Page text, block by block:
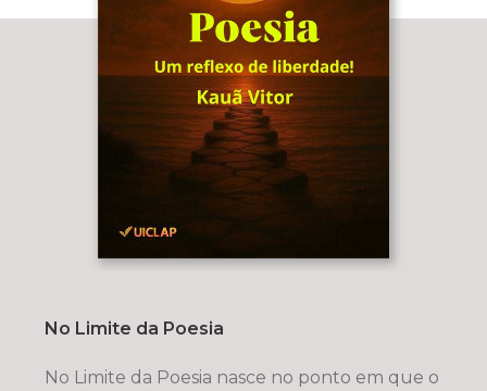
No Limite da Poesia
No Limite da Poesia nasce no ponto em que o